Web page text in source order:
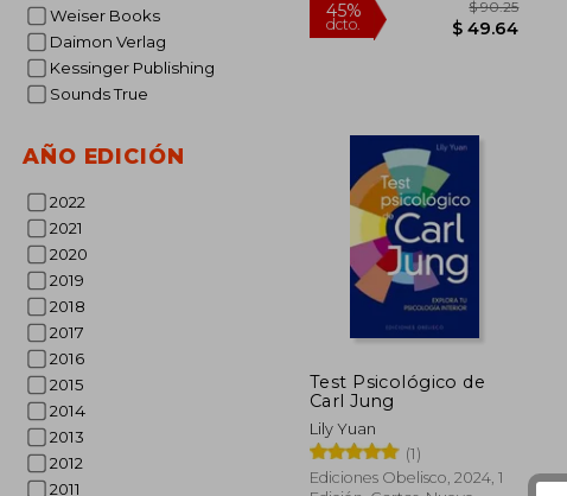
Weiser Books
Daimon Verlag
Kessinger Publishing
Sounds True
AÑO EDICIÓN
2022
2021
2020
2019
2018
2017
2016
2015
2014
2013
2012
2011
45%
dcto.
Test Psicológico de
Carl Jung
Lily Yuan
(1)
Ediciones Obelisco, 2024, 1